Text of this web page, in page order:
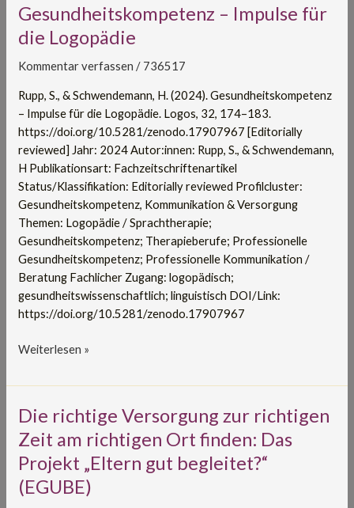
Gesundheitskompetenz – Impulse für
die Logopädie
Kommentar verfassen / 736517
Rupp, S., & Schwendemann, H. (2024). Gesundheitskompetenz
– Impulse für die Logopädie. Logos, 32, 174–183.
https://doi.org/10.5281/zenodo.17907967 [Editorially
reviewed] Jahr: 2024 Autor:innen: Rupp, S., & Schwendemann,
H Publikationsart: Fachzeitschriftenartikel
Status/Klassifikation: Editorially reviewed Profilcluster:
Gesundheitskompetenz, Kommunikation & Versorgung
Themen: Logopädie / Sprachtherapie;
Gesundheitskompetenz; Therapieberufe; Professionelle
Gesundheitskompetenz; Professionelle Kommunikation /
Beratung Fachlicher Zugang: logopädisch;
gesundheitswissenschaftlich; linguistisch DOI/Link:
https://doi.org/10.5281/zenodo.17907967
Gesundheitskompetenz
Impulse
für
Logopädie
Weiterlesen »
Die richtige Versorgung zur richtigen
Zeit am richtigen Ort finden: Das
Projekt „Eltern gut begleitet?“
(EGUBE)
Die
richtige
Versorgung
zur
richtigen